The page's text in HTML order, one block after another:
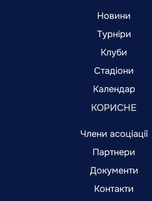
Новини
Турніри
Клуби
Стадіони
Календар
КОРИСНЕ
Члени асоціації
Партнери
Документи
Контакти